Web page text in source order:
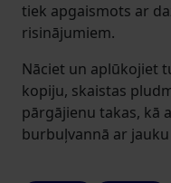
tiek apgaismots ar
risinājumiem.
Nāciet un aplūkojiet
kopiju, skaistas
pārgājienu takas, kā
burbuļvannā ar